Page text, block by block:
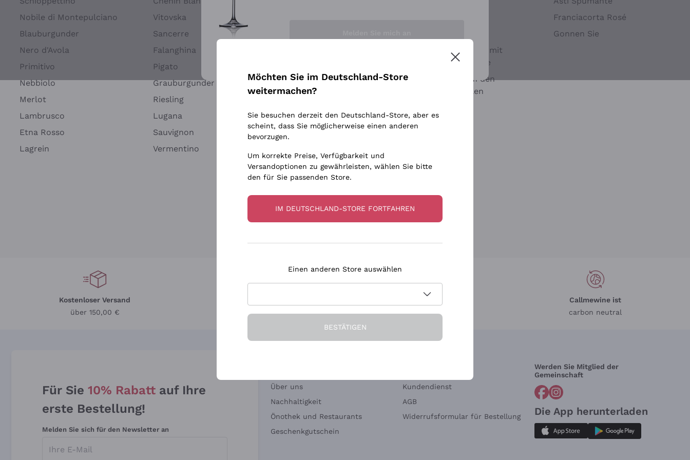
Nobile di Montepulciano
Blauburgunder
Nero d'Avola
Primitivo
Nebbiolo
Merlot
Lambrusco
Etna Rosso
Lagrein
Vitovska
Sancerre
Falanghina
Pigato
Grauburgunder
Riesling
Lugana
Sauvignon
Vermentino
Ca' dei Frati
Biondi Santi
Quintarelli Giuseppe
Rinaldi Giuseppe
Egly Ouriet
Jacquesson
Agrapart
Ohne Sulfit oder mit
minimalen Sulfite
Maischung auf den
Traubenschalen
Franciacorta Rosé
Gonnen Sie
Kostenloser Versand
über 150,00 €
in Deutschland
in 3 Raten
Callmewine ist
carbon neutral
Für Sie 10% Rabatt auf Ihre
erste Bestellung!
Melden Sie sich für den Newsletter an
Über uns
Nachhaltigkeit
Önothek und Restaurants
Geschenkgutschein
Kundendienst
AGB
Widerrufsformular für Bestellung
Werden Sie Mitglied der
Gemeinschaft
Die App herunterladen
Möchten Sie im Deutschland-Store
weitermachen?
Sie besuchen derzeit den Deutschland-Store, aber es
scheint, dass Sie möglicherweise einen anderen
bevorzugen.
Um korrekte Preise, Verfügbarkeit und
Versandoptionen zu gewährleisten, wählen Sie bitte
den für Sie passenden Store.
IM DEUTSCHLAND-STORE FORTFAHREN
Einen anderen Store auswählen
BESTÄTIGEN